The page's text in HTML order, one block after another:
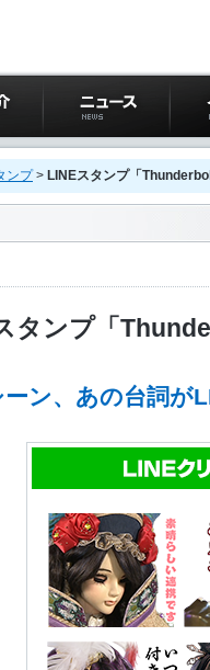
ニュース イベ
ンプ> LINEスタンプ「
タンプ「
ン、あの台詞が